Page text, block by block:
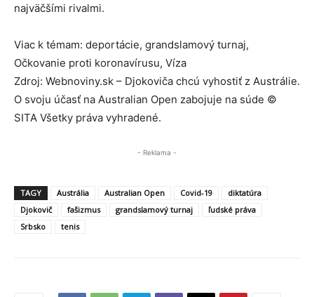
najväčšími rivalmi.
Viac k témam: deportácie, grandslamový turnaj,
Očkovanie proti koronavírusu, Víza
Zdroj: Webnoviny.sk – Djokoviča chcú vyhostiť z Austrálie.
O svoju účasť na Australian Open zabojuje na súde ©
SITA Všetky práva vyhradené.
- Reklama -
TAGY Austrália Australian Open Covid-19
diktatúra
Djokovič
fašizmus grandslamový turnaj
ľudské práva
Srbsko
tenis